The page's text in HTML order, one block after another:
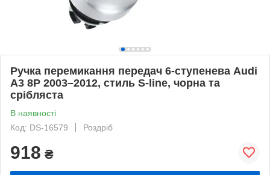
Ручка перемикання передач 6-ступенева Audi
A3 8P 2003–2012, стиль S-line, чорна та
срібляста
В наявності
Код: DS-16579
Роздріб
918 ₴